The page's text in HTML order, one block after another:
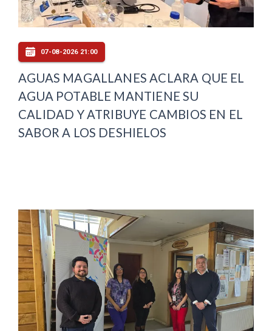
07-08-2026 21:00
AGUAS MAGALLANES ACLARA QUE EL
AGUA POTABLE MANTIENE SU
CALIDAD Y ATRIBUYE CAMBIOS EN EL
SABOR A LOS DESHIELOS